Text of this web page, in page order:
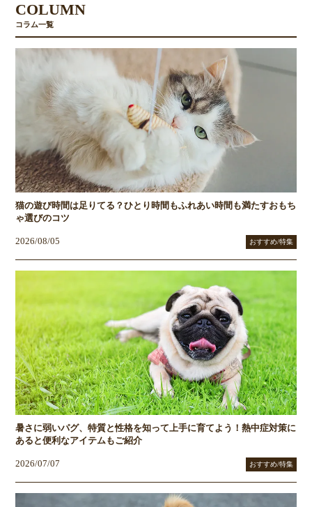
COLUMN
コラム一覧
猫の遊び時間は足りてる？ひとり時間もふれあい時間も満たすおもち
ゃ選びのコツ
2026/08/05 おすすめ/特集
暑さに弱いパグ、特質と性格を知って上手に育てよう！熱中症対策に
あると便利なアイテムもご紹介
2026/07/07 おすすめ/特集